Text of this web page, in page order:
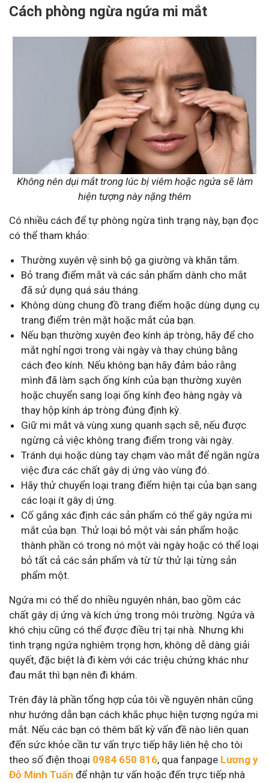
Cách phòng ngừa ngứa mi mắt
Không nên dụi mắt trong lúc bị viêm hoặc ngứa sẽ làm
hiện tượng này nặng thêm
Có nhiều cách để tự phòng ngừa tình trạng này, bạn đọc
có thể tham khảo:
Thường xuyên vệ sinh bộ ga giường và khăn tắm.
Bỏ trang điểm mắt và các sản phẩm dành cho mắt
đã sử dụng quá sáu tháng.
Không dùng chung đồ trang điểm hoặc dùng dụng cụ
trang điểm trên mặt hoặc mắt của bạn.
Nếu bạn thường xuyên đeo kính áp tròng, hãy để cho
mắt nghỉ ngơi trong vài ngày và thay chúng bằng
cách đeo kính. Nếu không bạn hãy đảm bảo rằng
mình đã làm sạch ống kính của bạn thường xuyên
hoặc chuyển sang loại ống kính đeo hàng ngày và
thay hộp kính áp tròng đúng định kỳ.
Giữ mi mắt và vùng xung quanh sạch sẽ, nếu được
ngừng cả việc không trang điểm trong vài ngày.
Tránh dụi hoặc dùng tay chạm vào mắt để ngăn ngừa
việc đưa các chất gây dị ứng vào vùng đó.
Hãy thử chuyển loại trang điểm hiện tại của bạn sang
các loại ít gây dị ứng.
Cố gắng xác định các sản phẩm có thể gây ngứa mi
mắt của bạn. Thử loại bỏ một vài sản phẩm hoặc
thành phần có trong nó một vài ngày hoặc có thể loại
bỏ tất cả các sản phẩm và từ từ thử lại từng sản
phẩm một.
Ngứa mi có thể do nhiều nguyên nhân, bao gồm các
chất gây dị ứng và kích ứng trong môi trường. Ngứa và
khó chịu cũng có thể được điều trị tại nhà. Nhưng khi
tình trạng ngứa nghiêm trọng hơn, không dễ dàng giải
quyết, đặc biệt là đi kèm với các triệu chứng khác như
đau mắt thì bạn nên đi khám.
Trên đây là phần tổng hợp của tôi về nguyên nhân cũng
như hướng dẫn bạn cách khắc phục hiện tượng ngứa mi
mắt. Nếu các bạn có thêm bất kỳ vấn đề nào liên quan
đến sức khỏe cần tư vấn trực tiếp hãy liên hệ cho tôi
theo số điện thoại 0984 650 816, qua fanpage Lương y
Đỗ Minh Tuấn để nhận tư vấn hoặc đến trực tiếp nhà